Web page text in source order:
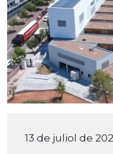
13 de juliol de